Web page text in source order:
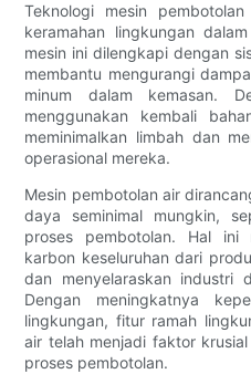
Teknologi mesin
keramahan lingkungan
mesin ini dilengkapi dengan
membantu mengurangi
minum dalam kemasan.
menggunakan kembali
meminimalkan limbah dan
operasional mereka.
Mesin pembotolan air
daya seminimal mungkin,
proses pembotolan. Hal ini
karbon keseluruhan dari
dan menyelaraskan industri
Dengan meningkatnya
lingkungan, fitur ramah
air telah menjadi faktor
proses pembotolan.